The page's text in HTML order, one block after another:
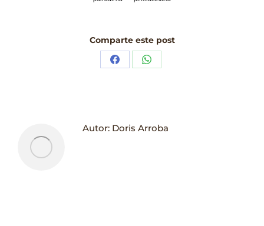
Comparte este post
Share Share
Autor: Doris Arroba